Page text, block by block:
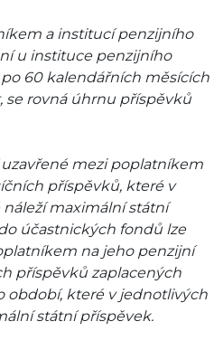
a institucí penzijního
u instituce penzijního
60 kalendářních měsících
se rovná úhrnu příspěvků
mezi poplatníkem
příspěvků, které v
maximální státní
účastnických fondů lze
na jeho penzijní
příspěvků zaplacených
období, které v jednotlivých
státní příspěvek.